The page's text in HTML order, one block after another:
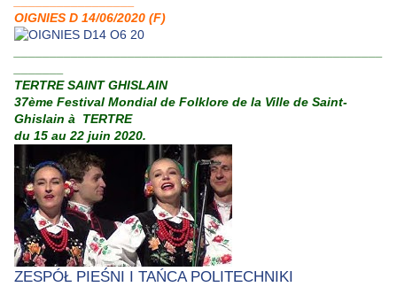
OIGNIES D 14/06/2020 (F)
TERTRE SAINT GHISLAIN
37ème Festival Mondial de Folklore de la Ville de Saint-
Ghislain à TERTRE
du 15 au 22 juin 2020.
ZESPÓŁ PIEŚNI I TAŃCA POLITECHNIKI